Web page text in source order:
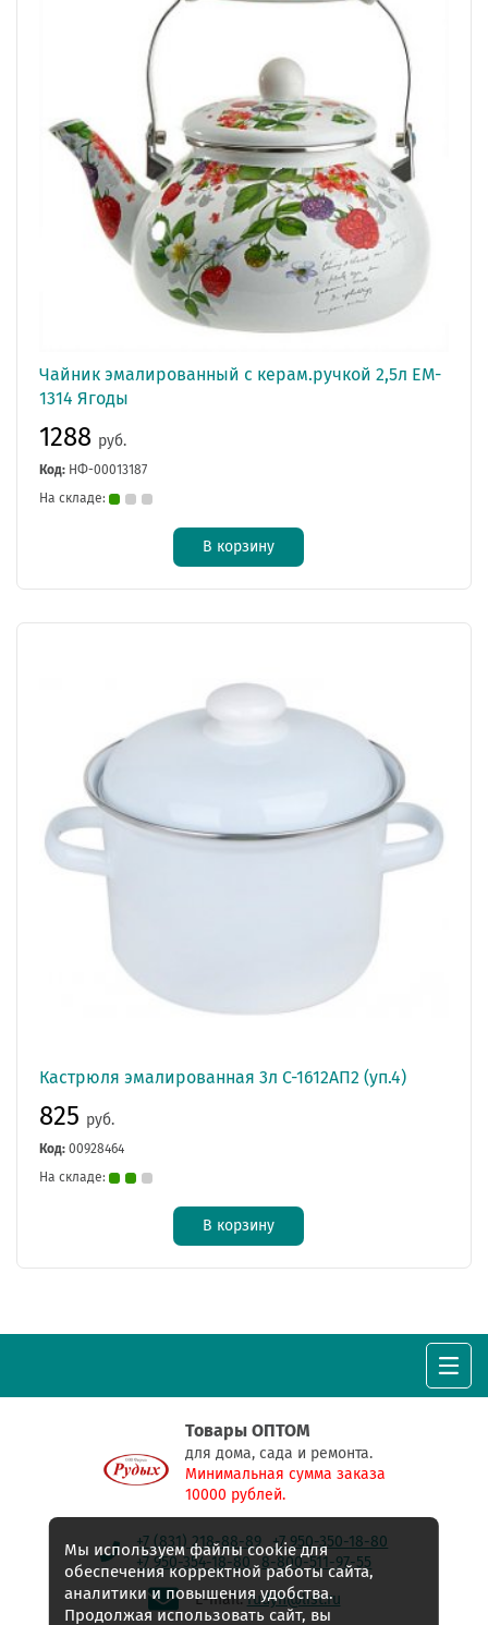
Чайник эмалированный с керам.ручкой 2,5л EM-
1314 Ягоды
1288 руб.
Код: НФ-00013187
На складе:
В корзину
Кастрюля эмалированная 3л С-1612АП2 (уп.4)
825 руб.
Код: 00928464
На складе:
В корзину
Товары ОПТОМ
для дома, сада и ремонта.
Минимальная сумма заказа
10000 рублей.
+7 (831) 218-88-89
+7 950-350-18-80
+7 950-354-18-80
8-800-511-97-55
E-mail:rudyh@list.ru
Мы используем файлы cookie для
обеспечения корректной работы сайта,
аналитики и повышения удобства.
Продолжая использовать сайт, вы